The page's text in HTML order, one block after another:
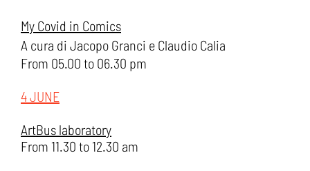
My Covid in Comics
A cura di Jacopo Granci e Claudio Calia
From 05.00 to 06.30 pm
4 JUNE
ArtBus laboratory
From 11.30 to 12.30 am